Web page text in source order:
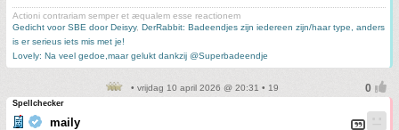
Actioni contrariam semper et æqualem esse reactionem
Gedicht voor SBE door Deisyy, DerRabbit: Badeendjes zijn iedereen zijn/haar type, anders
is er serieus iets mis met je!
Lovely: Na veel gedoe,maar gelukt dankzij @Superbadeendje
• vrijdag 10 april 2026 @ 20:31 • 19
Spellchecker
maily